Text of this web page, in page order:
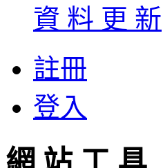
資 料 更 新
註冊
登入